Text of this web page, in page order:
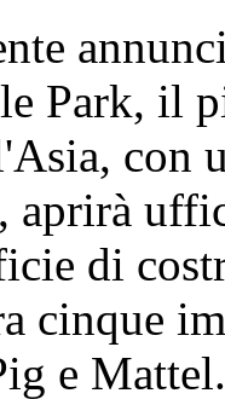
Park, il
con
di
cinque
e